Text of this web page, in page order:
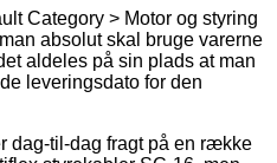
Category > Motor og styring
absolut skal bruge varerne
aldeles på sin plads at man
leveringsdato for den
dag-til-dag fragt på en række